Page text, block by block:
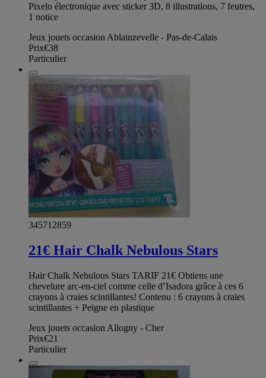
Pixelo électronique avec sticker 3D, 8 illustrations, 7 feutres,
1 notice
Jeux jouets occasion Ablainzevelle - Pas-de-Calais
Prix€38
Particulier
345712859
21€ Hair Chalk Nebulous Stars
Hair Chalk Nebulous Stars TARIF 21€ Obtiens une
chevelure arc-en-ciel comme celle d’Isadora grâce à ces 6
crayons à craies scintillantes! Contenu : 6 crayons à craies
scintillantes + Peigne en plastique
Jeux jouets occasion Allogny - Cher
Prix€21
Particulier